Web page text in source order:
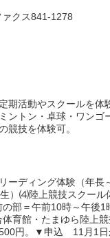
クス841-1278
期活動やスクールを体
ントン・卓球・ワンゴ
競技を体験可。
ディング体験（年長
）⑷陸上競技スクール
部＝午前10時～午後1
育館・たまゆら陸上
500円。▼申込 11月1日